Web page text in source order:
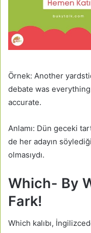
Örnek: Another
debate was
accurate.
Anlamı: Dün geceki
de her adayın
olmasıydı.
Which- By
Fark!
Which kalıbı,